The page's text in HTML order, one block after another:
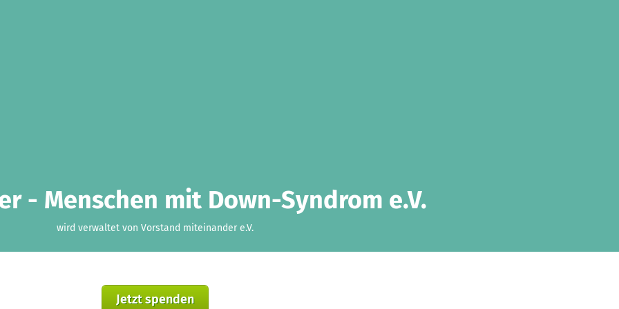
- Menschen mit Down-Syndrom e.V.
wird verwaltet von Vorstand miteinander e.V.
Jetzt spenden